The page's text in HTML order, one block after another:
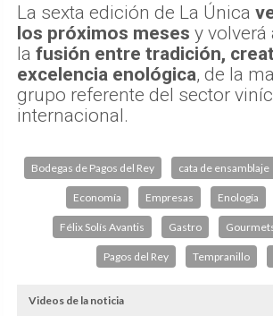
La sexta edición de La Única
los próximos meses y
la fusión entre tradición,
excelencia enológica, de la
grupo referente del sector
internacional.
Bodegas de Pagos del Rey cata de ensamblaje
Economía Empresas Enología
Félix Solís Avantis Gastro
Pagos del Rey Tempranillo
Videos de la noticia